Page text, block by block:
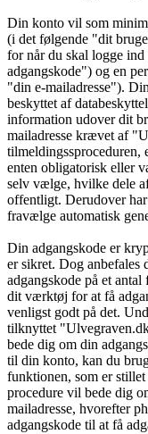
Din konto vil som
(i det følgende "dit
for når du skal logge
adgangskode") og en
"din e-mailadresse").
beskyttet af
information udover dit
mailadresse krævet af
enten obligatorisk eller
selv vælge, hvilke dele
offentligt. Derudover
fravælge automatisk
Din adgangskode er
er sikret. Dog anbefales
adgangskode på et
dit værktøj for at få
venligst godt på det.
tilknyttet
bede dig om din
til din konto, kan du
funktionen, som er
procedure vil bede dig
mailadresse, hvorefter
adgangskode til at få